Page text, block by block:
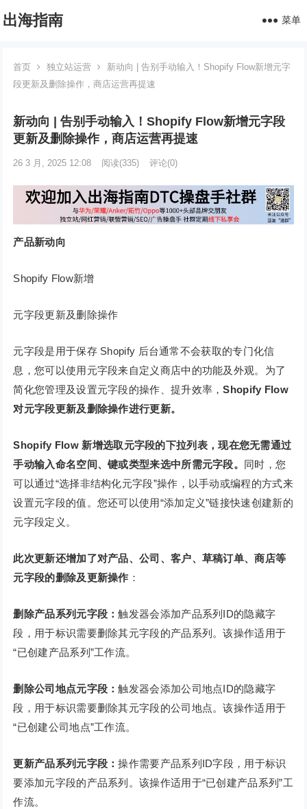
出海指南 菜单
首页 独立站运营
新动向 | 告别手动输入！Shopify Flow新增元字
段更新及删除操作，商店运营再提速
新动向 | 告别手动输入！Shopify Flow新增元字段
更新及删除操作，商店运营再提速
26 3 月, 2025 12:08 阅读(335) 评论(0)
产品新动向
Shopify Flow新增
元字段更新及删除操作
元字段是用于保存 Shopify 后台通常不会获取的专门化信
息，您可以使用元字段来自定义商店中的功能及外观。为了
简化您管理及设置元字段的操作、提升效率，Shopify Flow
对元字段更新及删除操作进行更新。
Shopify Flow 新增选取元字段的下拉列表，现在您无需通过
手动输入命名空间、键或类型来选中所需元字段。 同时，您
可以通过“选择非结构化元字段”操作，以手动或编程的方式来
设置元字段的值。您还可以使用“添加定义”链接快速创建新的
元字段定义。
此次更新还增加了对产品、公司、客户、草稿订单、商店等
元字段的删除及更新操作 ：
删除产品系列元字段：触发器会添加产品系列ID的隐藏字
段，用于标识需要删除其元字段的产品系列。该操作适用于
“已创建产品系列”工作流。
删除公司地点元字段：触发器会添加公司地点ID的隐藏字
段，用于标识需要删除其元字段的公司地点。该操作适用于
“已创建公司地点”工作流。
更新产品系列元字段：操作需要产品系列ID字段，用于标识
要添加元字段的产品系列。该操作适用于“已创建产品系列”工
作流。